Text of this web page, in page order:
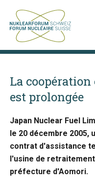
La
est prolongée
Japan Nuclear Fuel
le 20 décembre 2005,
contrat d'assistance
l'usine de
préfecture d'Aomori.